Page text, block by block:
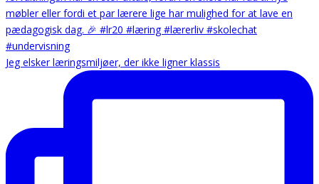
Jeg elsker læringsmiljøer, der ikke ligner klassis